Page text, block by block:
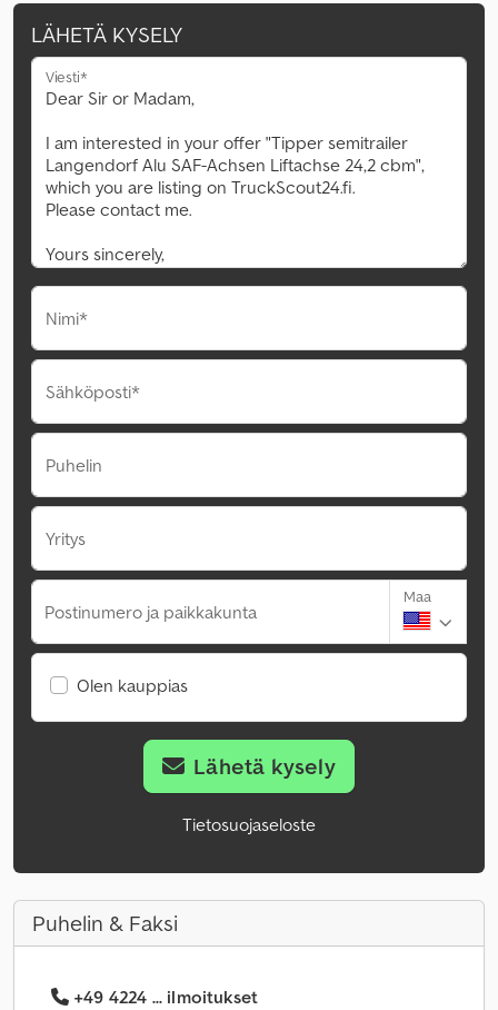
LÄHETÄ KYSELY
Viesti*
Nimi*
Sähköposti*
Puhelin
Yritys
Postinumero ja paikkakunta
Maa
Olen kauppias
Lähetä kysely
Tietosuojaseloste
Puhelin & Faksi
+49 4224 ... ilmoitukset